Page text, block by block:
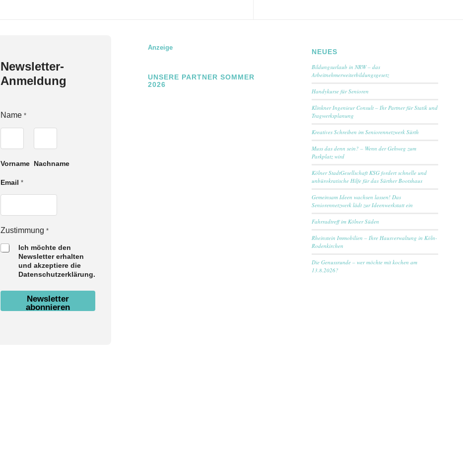
Newsletter-
Anmeldung
Name *
Vorname Nachname
Z
m
u
n
m
Email *
Zustimmung *
Ich möchte den
Newsletter erhalten
und akzeptiere die
Datenschutzerklärung.
Newsletter
abonnieren
Anzeige
UNSERE PARTNER SOMMER
2026
NEUES
Bildungsurlaub in NRW – das
Arbeitnehmerweiterbildungsgesetz
Handykurse für Senioren
Klinkner Ingenieur Consult – Ihr Partner für Statik und
Tragwerksplanung
Kreatives Schreiben im Seniorennetzwerk Sürth
Muss das denn sein? – Wenn der Gehweg zum
Parkplatz wird
Kölner StadtGesellschaft KSG fordert schnelle und
unbürokratische Hilfe für das Sürther Bootshaus
Gemeinsam Ideen wachsen lassen! Das
Seniorennetzwerk lädt zur Ideenwerkstatt ein
Fahrradtreff im Kölner Süden
Rheinstein Immobilien – Ihre Hausverwaltung in Köln-
Rodenkirchen
Die Genussrunde – wer möchte mit kochen am
13.8.2026?